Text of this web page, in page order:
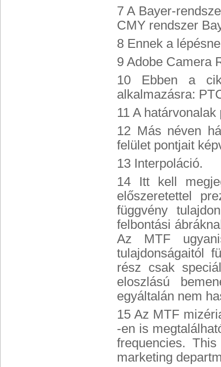
7 A Bayer-
CMY rendszer
8 Ennek a
9 Adobe Camera
10 Ebben a
alkalmazásra:
11 A
12 Más néven
felület pontjait
13 Interpoláció.
14 Itt kell
előszeretettel
függvény
felbontási
Az MTF
tulajdonságaitól
rész csak
eloszlású
egyáltalán nem
15 Az MTF
-en is
frequencies.
marketing